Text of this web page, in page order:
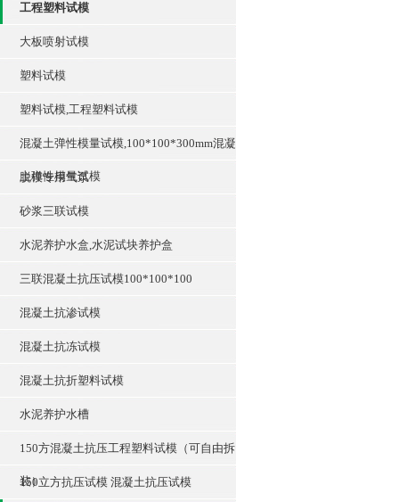
工程塑料试模
大板喷射试模
塑料试模
塑料试模,工程塑料试模
混凝土弹性模量试模,100*100*300mm混凝
土弹性模量试模
脱模专用气泵
砂浆三联试模
水泥养护水盒,水泥试块养护盒
三联混凝土抗压试模100*100*100
混凝土抗渗试模
混凝土抗冻试模
混凝土抗折塑料试模
水泥养护水槽
150方混凝土抗压工程塑料试模（可自由拆
装）
150立方抗压试模 混凝土抗压试模